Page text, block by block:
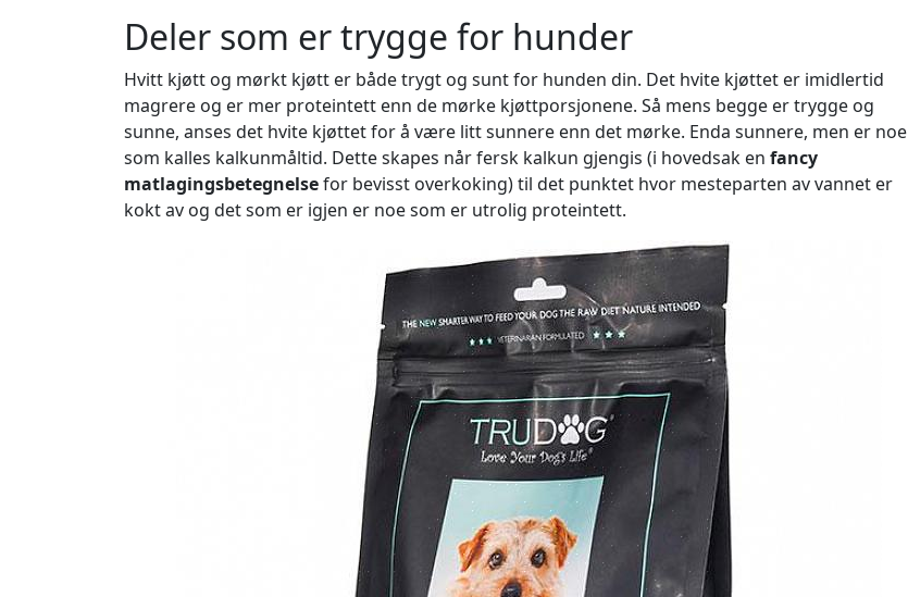
Deler som er trygge for hunder
Hvitt kjøtt og mørkt kjøtt er både trygt og sunt for hunden din. Det hvite kjøttet er imidlertid
magrere og er mer proteintett enn de mørke kjøttporsjonene. Så mens begge er trygge og
sunne, anses det hvite kjøttet for å være litt sunnere enn det mørke. Enda sunnere, men er noe
som kalles kalkunmåltid. Dette skapes når fersk kalkun gjengis (i hovedsak en fancy
matlagingsbetegnelsefor bevisst overkoking) til det punktet hvor mesteparten av vannet er
kokt av og det som er igjen er noe som er utrolig proteintett.